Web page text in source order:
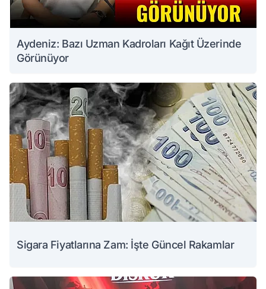
Aydeniz: Bazı Uzman Kadroları Kağıt Üzerinde
Görünüyor
Sigara Fiyatlarına Zam: İşte Güncel Rakamlar